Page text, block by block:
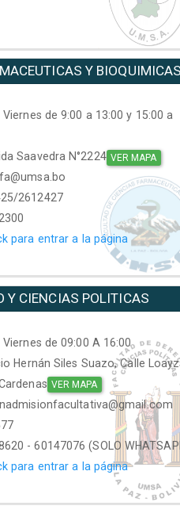
Y BIOQUIMICAS
Viernes de 9:00 a 13:00 y 15:00 a
Saavedra N°2224 VER MAPA
2612427
para entrar a la página
Y CIENCIAS POLITICAS
Viernes de 09:00 A 16:00
Hernán Siles Suazo, Calle
VER MAPA
- 60147076 (SOLO
para entrar a la página